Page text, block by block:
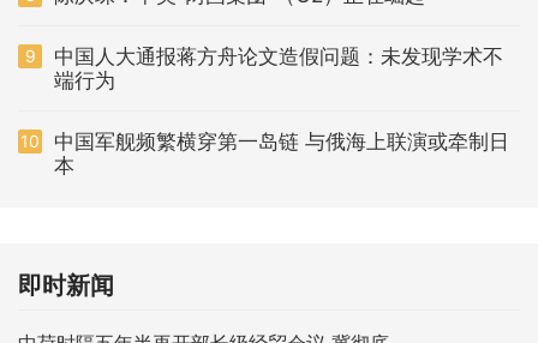
9
中国人大通报蒋方舟论文造假问题：未发现学术不
端行为
10
中国军舰频繁横穿第一岛链 与俄海上联演或牵制日
本
即时新闻